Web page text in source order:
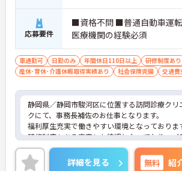
応募要件
■資格不問 ■普通自動車運
医療機関の経験必須
車通勤可 日勤のみ 年間休日110日以上
研修制度あり
産休･育休･介護休暇取得実績あり
社会保険完備 交通費
静岡県／静岡市駿河区に位置する訪問診療クリ
クにて、事務長補佐のお仕事となります。
福利厚生充実で働きやすい環境となっており
研修制度もある充実した待遇となっており、ご
のキャリアアップも目指せます！
ご興味ある方は面接ポイントをお伝えしますの
詳細を見る 無料 紹